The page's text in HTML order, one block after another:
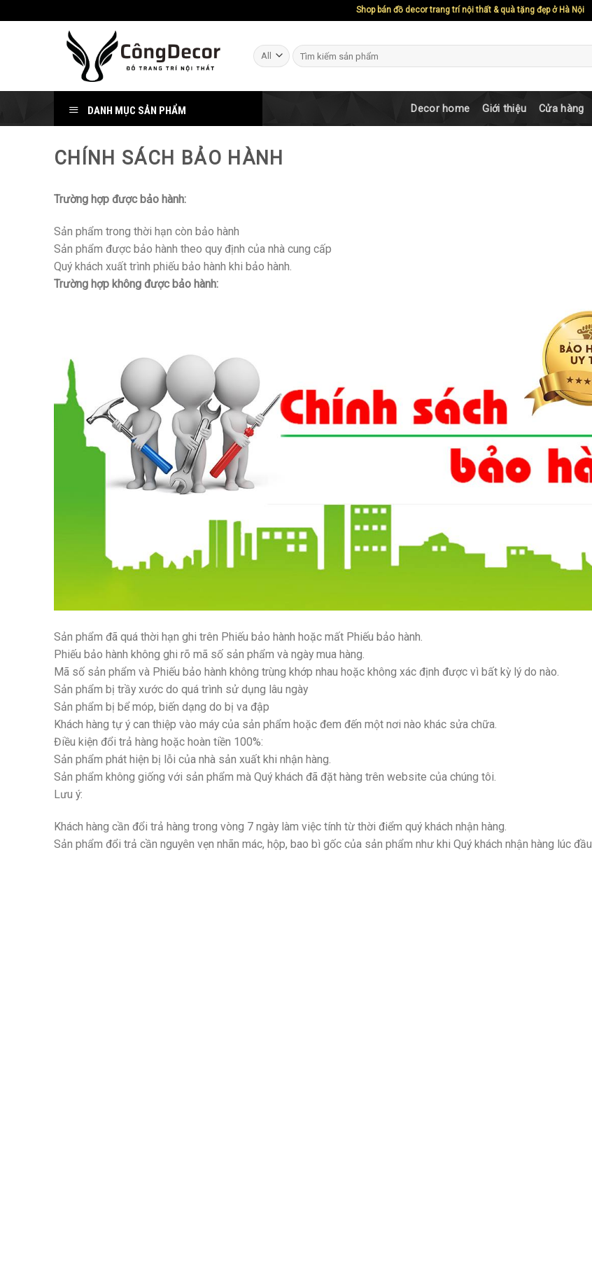
Shop bán đồ decor trang trí nội thất & quà tặng đẹp ở Hà Nội
Search
for:
DANH MỤC SẢN PHẨM Decor home Giới thiệu Cửa hàng
CHÍNH SÁCH BẢO HÀNH
Trường hợp được bảo hành:
Sản phẩm trong thời hạn còn bảo hành
Sản phẩm được bảo hành theo quy định của nhà cung cấp
Quý khách xuất trình phiếu bảo hành khi bảo hành.
Trường hợp không được bảo hành:
Sản phẩm đã quá thời hạn ghi trên Phiếu bảo hành hoặc mất Phiếu bảo hành.
Phiếu bảo hành không ghi rõ mã số sản phẩm và ngày mua hàng.
Mã số sản phẩm và Phiếu bảo hành không trùng khớp nhau hoặc không xác định được vì bất kỳ lý do nào.
Sản phẩm bị trầy xước do quá trình sử dụng lâu ngày
Sản phẩm bị bể móp, biến dạng do bị va đập
Khách hàng tự ý can thiệp vào máy của sản phẩm hoặc đem đến một nơi nào khác sửa chữa.
Điều kiện đổi trả hàng hoặc hoàn tiền 100%:
Sản phẩm phát hiện bị lỗi của nhà sản xuất khi nhận hàng.
Sản phẩm không giống với sản phẩm mà Quý khách đã đặt hàng trên website của chúng tôi.
Lưu ý:
Khách hàng cần đổi trả hàng trong vòng 7 ngày làm việc tính từ thời điểm quý khách nhận hàng.
Sản phẩm đổi trả cần nguyên vẹn nhãn mác, hộp, bao bì gốc của sản phẩm như khi Quý khách nhận hàng lúc đầu